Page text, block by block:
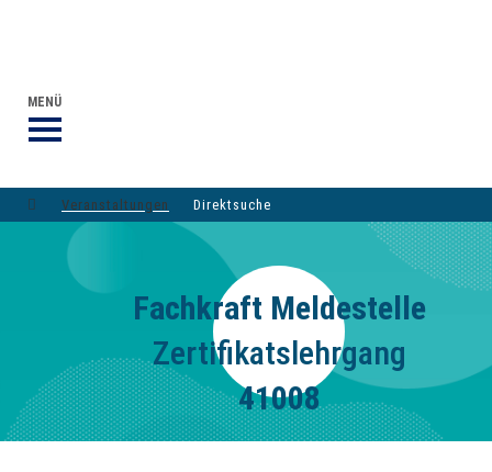
MENÜ
Veranstaltungen Direktsuche
Fachkraft Meldestelle
Zertifikatslehrgang
41008